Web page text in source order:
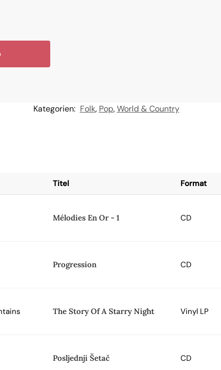
Kategorien: Folk, Pop,World & Country
Titel Format
Mélodies En Or - 1 CD
Progression CD
The Story Of A Starry Night Vinyl LP
Posljednji Šetač CD